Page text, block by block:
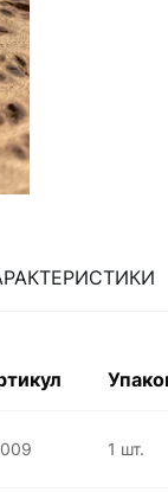
1 шт.